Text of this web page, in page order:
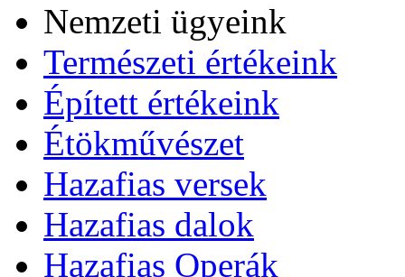
Nemzeti ügyeink
Természeti értékeink
Épített értékeink
Étökművészet
Hazafias versek
Hazafias dalok
Hazafias Operák